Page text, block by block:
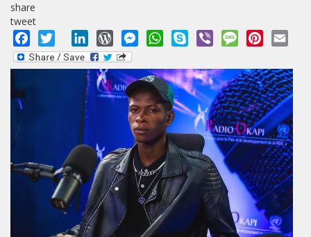
share
tweet
Facebook
Twitter LinkedInWordPressMessengerWhatsApp
Skype Viber MessagePinterest